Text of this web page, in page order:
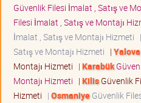
Güvenlik Filesi İmalat , Satış ve
Filesi İmalat , Satış ve Montajı
İmalat , Satış ve Montajı Hizmeti |
Satış ve Montajı Hizmeti | Yalova
Montajı Hizmeti | Karabük
Montajı Hizmeti | KilisGüvenlik
Hizmeti | OsmaniyeGüvenlik